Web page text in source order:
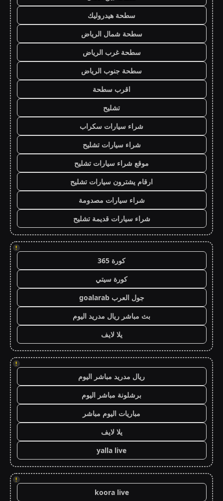
سطحة هيدروليك
سطحة شمال الرياض
سطحة غرب الرياض
سطحة جنوب الرياض
اقرب سطحة
تشليح
شراء سيارات سكراب
شراء سيارات تشليح
موقع شراء سيارات تشليح
ارقام يشترون سيارات تشليح
شراء سيارات مصدومة
شراء سيارات قديمة تشليح
!
كورة 365
كورة سيتي
جول العرب goalarab
بث مباشر ريال مدريد اليوم
يلا لايف
!
ريال مدريد مباشر اليوم
برشلونة مباشر اليوم
مباريات اليوم مباشر
يلا لايف
yalla live
!
koora live